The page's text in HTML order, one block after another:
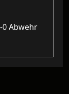
0 Abwehr